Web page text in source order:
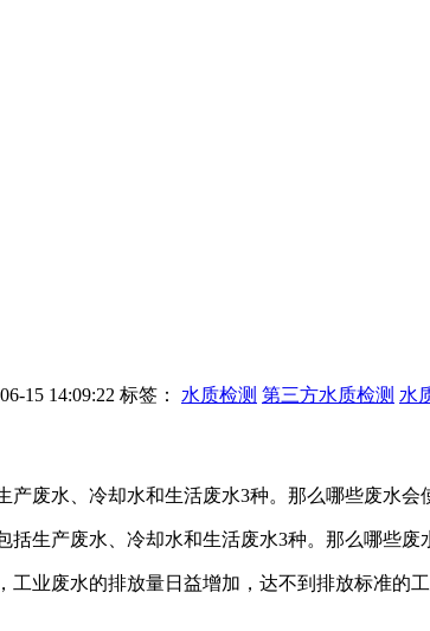
15 14:09:22 标签： 水质检测 第三方水质检测 水
废水、冷却水和生活废水3种。那么哪些废水会
产废水、冷却水和生活废水3种。那么哪些废
废水的排放量日益增加，达不到排放标准的